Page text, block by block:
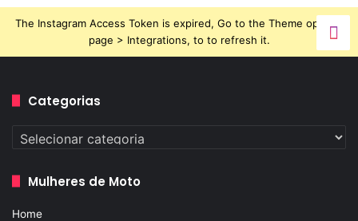
The Instagram Access Token is expired, Go to the Theme options
page > Integrations, to to refresh it.
Categorias
Categorias
Mulheres de Moto
Home